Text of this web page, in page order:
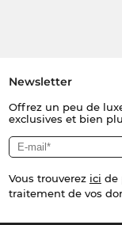
Newsletter
Offrez un peu de
exclusives et bien
Vous trouverez ici de
traitement de vos